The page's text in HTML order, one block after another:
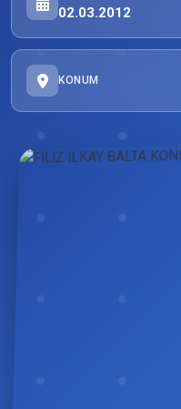
02.03.2012
KONUM